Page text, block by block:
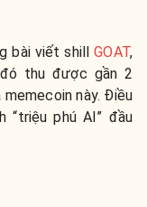
bài viết shillGOAT,
thu được gần 2
này. Điều
“triệu phú AI” đầu